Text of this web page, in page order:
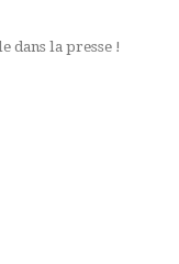
dans la presse !